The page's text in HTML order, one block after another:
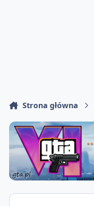
Strona główna